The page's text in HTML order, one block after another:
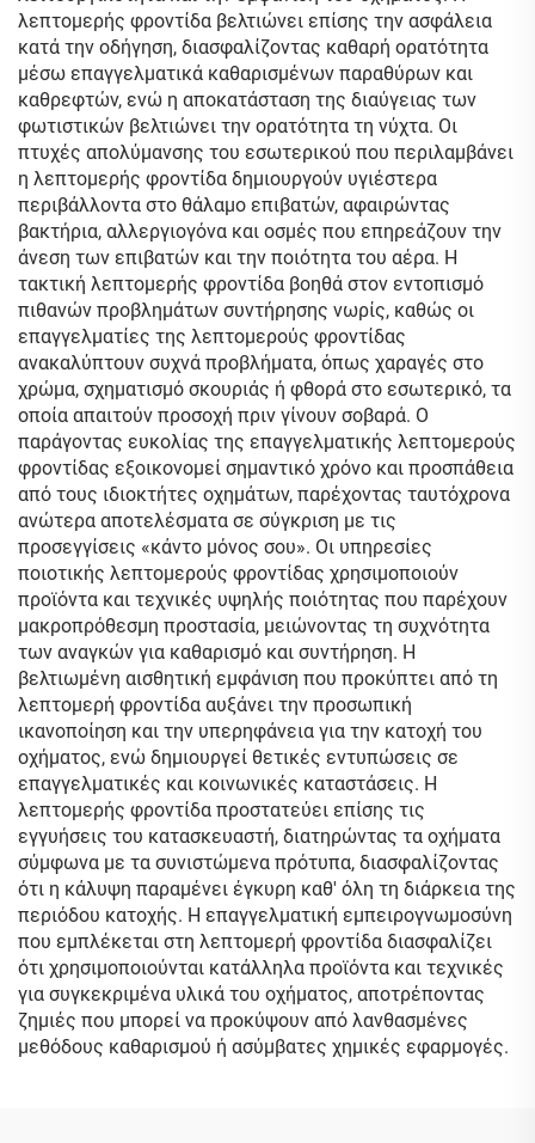
λεπτομερής φροντίδα βελτιώνει επίσης την ασφάλεια
κατά την οδήγηση, διασφαλίζοντας καθαρή ορατότητα
μέσω επαγγελματικά καθαρισμένων παραθύρων και
καθρεφτών, ενώ η αποκατάσταση της διαύγειας των
φωτιστικών βελτιώνει την ορατότητα τη νύχτα. Οι
πτυχές απολύμανσης του εσωτερικού που περιλαμβάνει
η λεπτομερής φροντίδα δημιουργούν υγιέστερα
περιβάλλοντα στο θάλαμο επιβατών, αφαιρώντας
βακτήρια, αλλεργιογόνα και οσμές που επηρεάζουν την
άνεση των επιβατών και την ποιότητα του αέρα. Η
τακτική λεπτομερής φροντίδα βοηθά στον εντοπισμό
πιθανών προβλημάτων συντήρησης νωρίς, καθώς οι
επαγγελματίες της λεπτομερούς φροντίδας
ανακαλύπτουν συχνά προβλήματα, όπως χαραγές στο
χρώμα, σχηματισμό σκουριάς ή φθορά στο εσωτερικό, τα
οποία απαιτούν προσοχή πριν γίνουν σοβαρά. Ο
παράγοντας ευκολίας της επαγγελματικής λεπτομερούς
φροντίδας εξοικονομεί σημαντικό χρόνο και προσπάθεια
από τους ιδιοκτήτες οχημάτων, παρέχοντας ταυτόχρονα
ανώτερα αποτελέσματα σε σύγκριση με τις
προσεγγίσεις «κάντο μόνος σου». Οι υπηρεσίες
ποιοτικής λεπτομερούς φροντίδας χρησιμοποιούν
προϊόντα και τεχνικές υψηλής ποιότητας που παρέχουν
μακροπρόθεσμη προστασία, μειώνοντας τη συχνότητα
των αναγκών για καθαρισμό και συντήρηση. Η
βελτιωμένη αισθητική εμφάνιση που προκύπτει από τη
λεπτομερή φροντίδα αυξάνει την προσωπική
ικανοποίηση και την υπερηφάνεια για την κατοχή του
οχήματος, ενώ δημιουργεί θετικές εντυπώσεις σε
επαγγελματικές και κοινωνικές καταστάσεις. Η
λεπτομερής φροντίδα προστατεύει επίσης τις
εγγυήσεις του κατασκευαστή, διατηρώντας τα οχήματα
σύμφωνα με τα συνιστώμενα πρότυπα, διασφαλίζοντας
ότι η κάλυψη παραμένει έγκυρη καθ' όλη τη διάρκεια της
περιόδου κατοχής. Η επαγγελματική εμπειρογνωμοσύνη
που εμπλέκεται στη λεπτομερή φροντίδα διασφαλίζει
ότι χρησιμοποιούνται κατάλληλα προϊόντα και τεχνικές
για συγκεκριμένα υλικά του οχήματος, αποτρέποντας
ζημιές που μπορεί να προκύψουν από λανθασμένες
μεθόδους καθαρισμού ή ασύμβατες χημικές εφαρμογές.